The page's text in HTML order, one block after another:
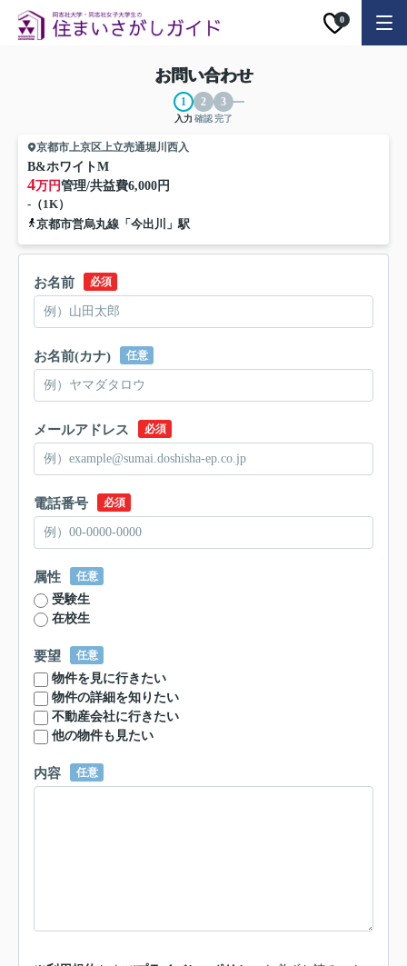
0
お問い合わせ
入力 確認完了
京都市上京区上立売通堀川西入
B&ホワイトM
4万円管理/共益費6,000円
-（1K）
京都市営烏丸線「今出川」駅
お名前 必須
お名前(カナ) 任意
メールアドレス 必須
電話番号 必須
属性 任意
受験生
在校生
要望 任意
物件を見に行きたい
物件の詳細を知りたい
不動産会社に行きたい
他の物件も見たい
内容 任意